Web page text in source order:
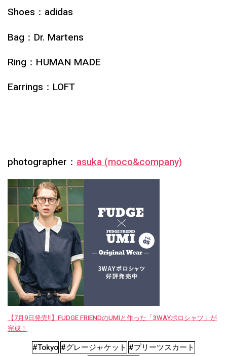
Shoes：adidas
Bag：Dr. Martens
Ring：HUMAN MADE
Earrings：LOFT
photographer： asuka (moco&company)
【7月9日発売‼︎】FUDGE FRIENDのUMIと作った「3WAYポロシャツ」が
完成！
#Tokyo #グレージャケット #プリーツスカート